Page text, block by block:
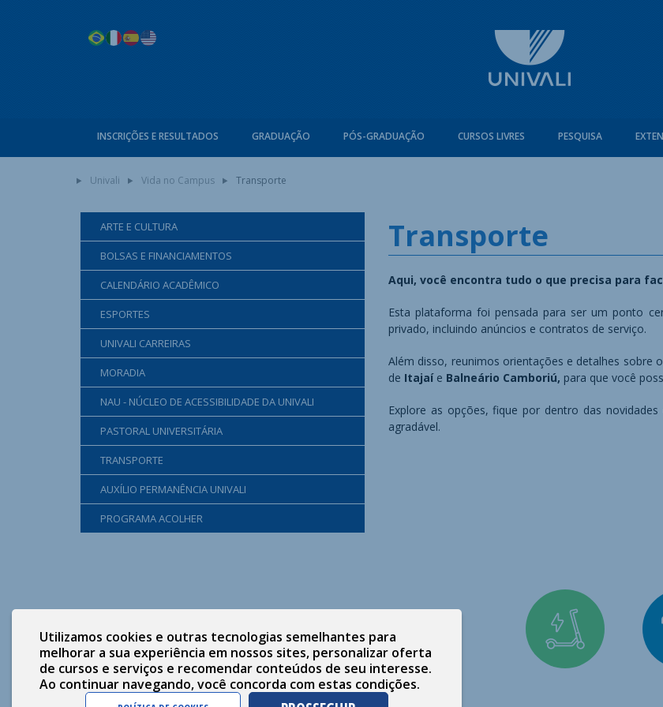
INSCRIÇÕES E RESULTADOS GRADUAÇÃO PÓS-GRADUAÇÃO CURSOS LIVRES PESQUISA
Univali Vida no Campus Transporte
ARTE E CULTURA
BOLSAS E FINANCIAMENTOS
CALENDÁRIO ACADÊMICO
ESPORTES
UNIVALI CARREIRAS
MORADIA
NAU - NÚCLEO DE ACESSIBILIDADE DA UNIVALI
PASTORAL UNIVERSITÁRIA
TRANSPORTE
AUXÍLIO PERMANÊNCIA UNIVALI
PROGRAMA ACOLHER
Transporte
Aqui, você encontra tudo o que precisa para
Esta plataforma foi pensada para ser um ponto
privado, incluindo anúncios e contratos de serviço.
Além disso, reunimos orientações e detalhes sobre
de Itajaí e Balneário Camboriú, para que você
Explore as opções, fique por dentro das
agradável.
Utilizamos cookies e outras tecnologias semelhantes para
melhorar a sua experiência em nossos sites, personalizar oferta
de cursos e serviços e recomendar conteúdos de seu interesse.
Ao continuar navegando, você concorda com estas condições.